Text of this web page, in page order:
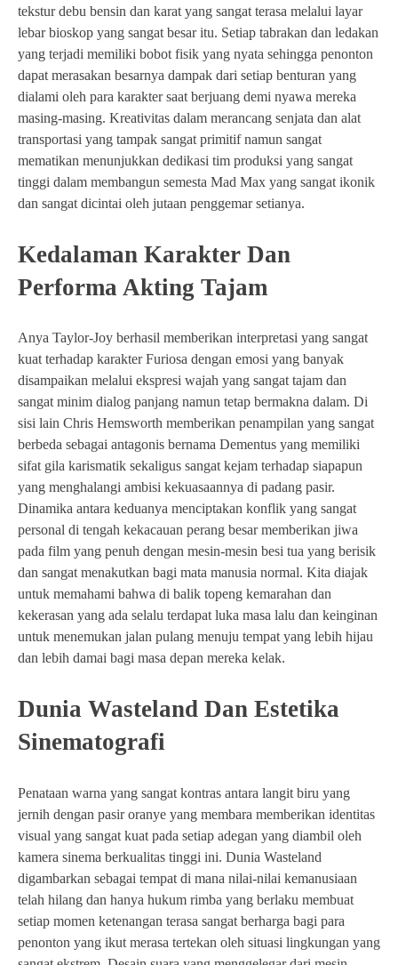
tekstur debu bensin dan karat yang sangat terasa melalui layar
lebar bioskop yang sangat besar itu. Setiap tabrakan dan ledakan
yang terjadi memiliki bobot fisik yang nyata sehingga penonton
dapat merasakan besarnya dampak dari setiap benturan yang
dialami oleh para karakter saat berjuang demi nyawa mereka
masing-masing. Kreativitas dalam merancang senjata dan alat
transportasi yang tampak sangat primitif namun sangat
mematikan menunjukkan dedikasi tim produksi yang sangat
tinggi dalam membangun semesta Mad Max yang sangat ikonik
dan sangat dicintai oleh jutaan penggemar setianya.
Kedalaman Karakter Dan
Performa Akting Tajam
Anya Taylor-Joy berhasil memberikan interpretasi yang sangat
kuat terhadap karakter Furiosa dengan emosi yang banyak
disampaikan melalui ekspresi wajah yang sangat tajam dan
sangat minim dialog panjang namun tetap bermakna dalam. Di
sisi lain Chris Hemsworth memberikan penampilan yang sangat
berbeda sebagai antagonis bernama Dementus yang memiliki
sifat gila karismatik sekaligus sangat kejam terhadap siapapun
yang menghalangi ambisi kekuasaannya di padang pasir.
Dinamika antara keduanya menciptakan konflik yang sangat
personal di tengah kekacauan perang besar memberikan jiwa
pada film yang penuh dengan mesin-mesin besi tua yang berisik
dan sangat menakutkan bagi mata manusia normal. Kita diajak
untuk memahami bahwa di balik topeng kemarahan dan
kekerasan yang ada selalu terdapat luka masa lalu dan keinginan
untuk menemukan jalan pulang menuju tempat yang lebih hijau
dan lebih damai bagi masa depan mereka kelak.
Dunia Wasteland Dan Estetika
Sinematografi
Penataan warna yang sangat kontras antara langit biru yang
jernih dengan pasir oranye yang membara memberikan identitas
visual yang sangat kuat pada setiap adegan yang diambil oleh
kamera sinema berkualitas tinggi ini. Dunia Wasteland
digambarkan sebagai tempat di mana nilai-nilai kemanusiaan
telah hilang dan hanya hukum rimba yang berlaku membuat
setiap momen ketenangan terasa sangat berharga bagi para
penonton yang ikut merasa tertekan oleh situasi lingkungan yang